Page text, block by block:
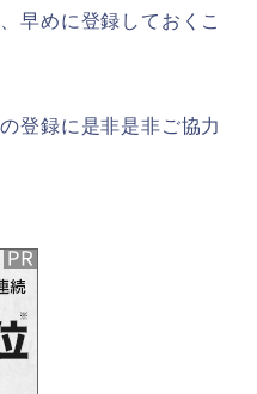
早めに登録しておくこ
登録に是非是非ご協力